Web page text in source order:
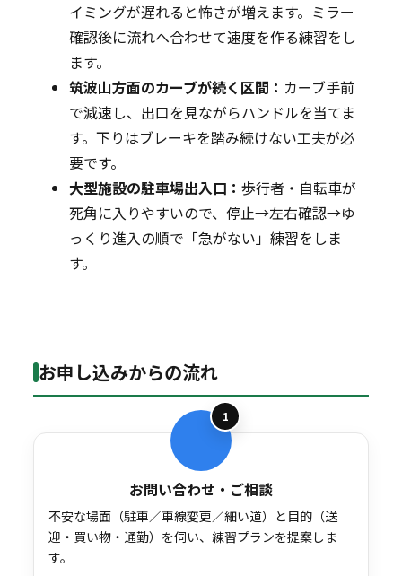
イミングが遅れると怖さが増えます。ミラー
確認後に流れへ合わせて速度を作る練習をし
ます。
筑波山方面のカーブが続く区間： カーブ手前
で減速し、出口を見ながらハンドルを当てま
す。下りはブレーキを踏み続けない工夫が必
要です。
大型施設の駐車場出入口：歩行者・自転車が
死角に入りやすいので、停止→左右確認→ゆ
っくり進入の順で「急がない」練習をしま
す。
お申し込みからの流れ
1
お問い合わせ・ご相談
不安な場面（駐車／車線変更／細い道）と目的（送
迎・買い物・通勤）を伺い、練習プランを提案しま
す。